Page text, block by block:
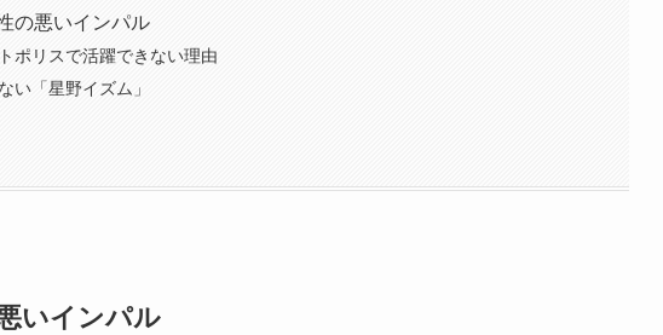
の悪いインパル
ポリスで活躍できない理由
い「星野イズム」
いインパル